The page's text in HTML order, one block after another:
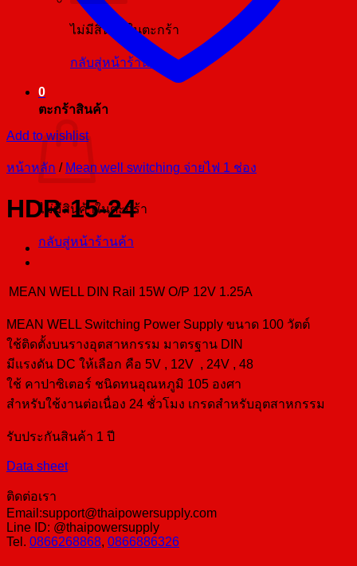
ไม่มีสินค้าในตะกร้า
กลับสู่หน้าร้านค้า
0
ตะกร้าสินค้า
ไม่มีสินค้าในตะกร้า
กลับสู่หน้าร้านค้า
Add to wishlist
หน้าหลัก / Mean well switching จ่ายไฟ 1 ช่อง
HDR-15-24
MEAN WELL DIN Rail 15W O/P 12V 1.25A
MEAN WELL Switching Power Supply ขนาด 100 วัตต์
ใช้ติดตั้งบนรางอุตสาหกรรม มาตรฐาน DIN
มีแรงดัน DC ให้เลือก คือ 5V , 12V , 24V , 48
ใช้ คาปาซิเตอร์ ชนิดทนอุณหภูมิ 105 องศา
สำหรับใช้งานต่อเนื่อง 24 ชั่วโมง เกรดสำหรับอุตสาหกรรม
รับประกันสินค้า 1 ปี
Data sheet
ติดต่อเรา
Email:support@thaipowersupply.com
Line ID: @thaipowersupply
Tel. 0866268868, 0866886326